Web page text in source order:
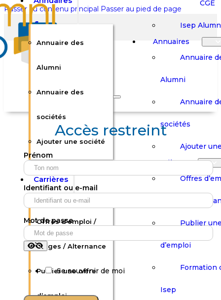
Passer au contenu principal Passer au pied de page
Rechercher sur le site
Rechercher
Votre panier est vide.
Boutique
Panier
Boutique
Annuaire des
Alumni
Annuaire des
sociétés
Ajouter une société
Carrières
Offres d’emploi /
Stages / Alternance
Publier une offre
d’emploi
CGE
Isep
Annuaires
Annuaire
Alumni
Annuaire
sociétés
Ajouter
Carrières
Offres
Stages /
Publier
d’emploi
Formation
Isep
Accès restreint
Prénom
Identifiant ou e-mail
Mot de passe
Se souvenir de moi